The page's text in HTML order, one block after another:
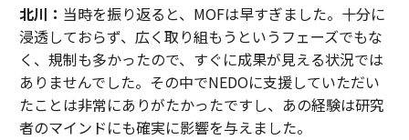
北川： 当時を振り返ると、MOFは早すぎました。十分に
浸透しておらず、広く取り組もうというフェーズでもな
く、規制も多かったので、すぐに成果が見える状況では
ありませんでした。その中でNEDOに支援していただい
たことは非常にありがたかったですし、あの経験は研究
者のマインドにも確実に影響を与えました。